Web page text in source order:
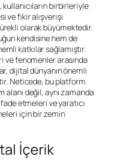
birbirleriyle
ve fikir alışverişi
olarak büyümektedir.
kendisine hem de
katkılar sağlamıştır.
fenomenler arasında
dijital dünyanın önemli
Neticede, bu platform
alanı değil, aynı zamanda
etmeleri ve yaratıcı
için bir zemin
İçerik